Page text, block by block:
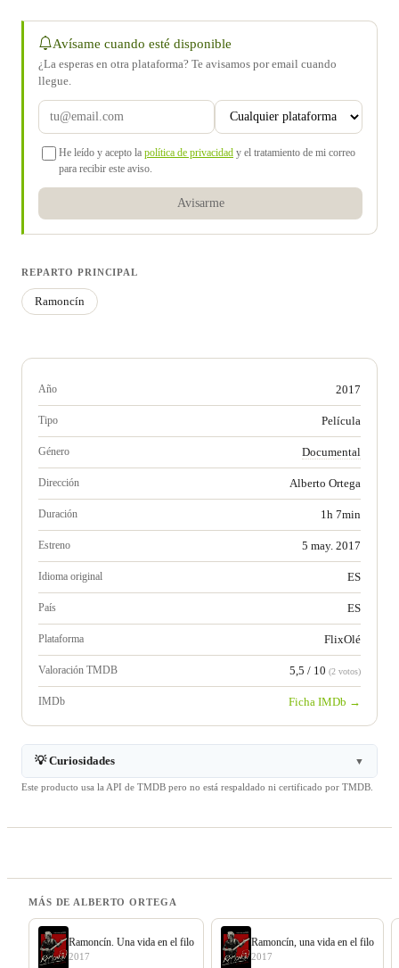
Avísame cuando esté disponible
¿La esperas en otra plataforma? Te avisamos por email cuando
llegue.
He leído y acepto la política de privacidad y el tratamiento de mi correo
para recibir este aviso.
Avisarme
REPARTO PRINCIPAL
Ramoncín
Año 2017
Tipo Película
Género Documental
Dirección Alberto Ortega
Duración 1h 7min
Estreno 5 may. 2017
Idioma original ES
País ES
Plataforma FlixOlé
Valoración TMDB 5,5 / 10 (2 votos)
IMDb Ficha IMDb →
💡 Curiosidades ▼
Este producto usa la API de TMDB pero no está respaldado ni certificado por TMDB.
MÁS DE ALBERTO ORTEGA
Ramoncín. Una vida en el filo
2017
Ramoncín, una vida en el filo
2017